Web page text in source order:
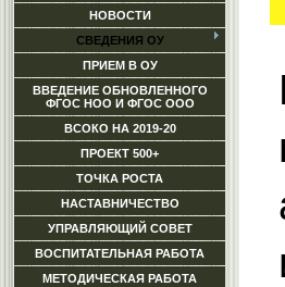
НОВОСТИ
СВЕДЕНИЯ ОУ
ПРИЕМ В ОУ
ВВЕДЕНИЕ ОБНОВЛЕННОГО
ФГОС НОО И ФГОС ООО
ВСОКО НА 2019-20
ПРОЕКТ 500+
ТОЧКА РОСТА
НАСТАВНИЧЕСТВО
УПРАВЛЯЮЩИЙ СОВЕТ
ВОСПИТАТЕЛЬНАЯ РАБОТА
МЕТОДИЧЕСКАЯ РАБОТА